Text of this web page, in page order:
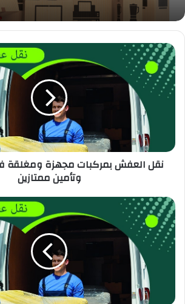
نقل العفش بمركبات مجهزة ومغلقة
وتأمين ممتازين